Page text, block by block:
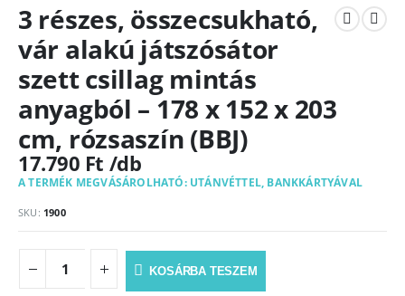
3 részes, összecsukható,
vár alakú játszósátor
szett csillag mintás
anyagból – 178 x 152 x 203
cm, rózsaszín (BBJ)
17.790 Ft
A TERMÉK MEGVÁSÁROLHATÓ: UTÁNVÉTTEL, BANKKÁRTYÁVAL
SKU: 1900
KOSÁRBA TESZEM